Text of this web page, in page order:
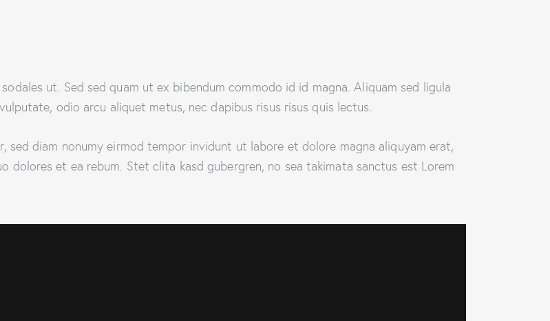
ut. Sed sed quam ut ex bibendum commodo id id magna. Aliquam sed ligula
odio arcu aliquet metus, nec dapibus risus risus quis lectus.
diam nonumy eirmod tempor invidunt ut labore et dolore magna aliquyam erat,
dolores et ea rebum. Stet clita kasd gubergren, no sea takimata sanctus est Lorem